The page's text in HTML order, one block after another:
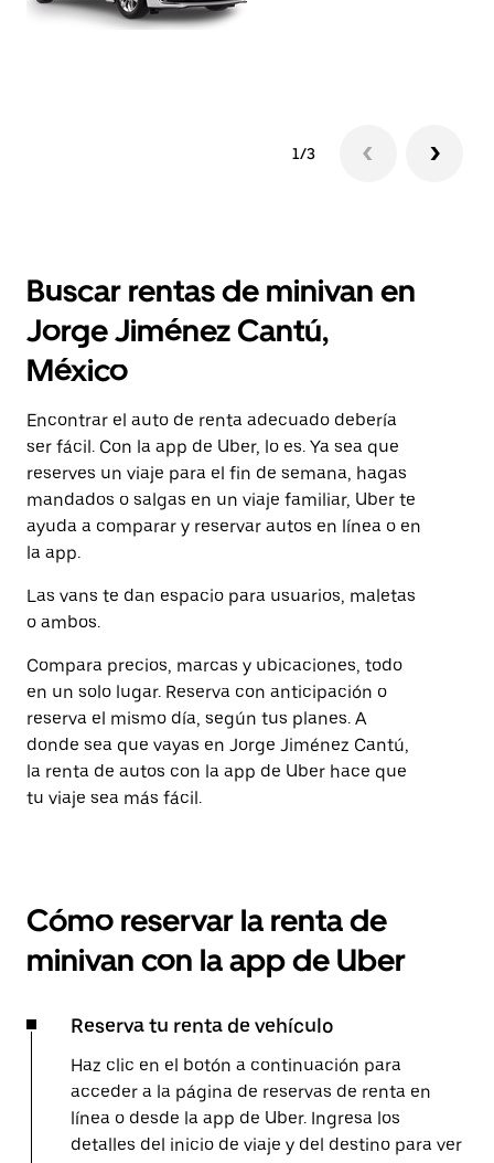
1/3
Buscar rentas de minivan en
Jorge Jiménez Cantú,
México
Encontrar el auto de renta adecuado debería
ser fácil. Con la app de Uber, lo es. Ya sea que
reserves un viaje para el fin de semana, hagas
mandados o salgas en un viaje familiar, Uber te
ayuda a comparar y reservar autos en línea o en
la app.
Las vans te dan espacio para usuarios, maletas
o ambos.
Compara precios, marcas y ubicaciones, todo
en un solo lugar. Reserva con anticipación o
reserva el mismo día, según tus planes. A
donde sea que vayas en Jorge Jiménez Cantú,
la renta de autos con la app de Uber hace que
tu viaje sea más fácil.
Cómo reservar la renta de
minivan con la app de Uber
Reserva tu renta de vehículo
Haz clic en el botón a continuación para
acceder a la página de reservas de renta en
línea o desde la app de Uber. Ingresa los
detalles del inicio de viaje y del destino para ver